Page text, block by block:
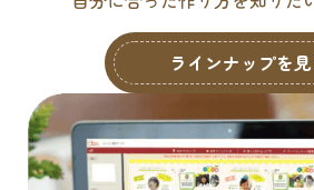
ラインナップを見